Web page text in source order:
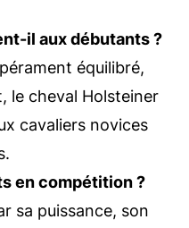
il aux débutants ?
équilibré,
le cheval Holsteiner
cavaliers novices
en compétition ?
sa puissance, son